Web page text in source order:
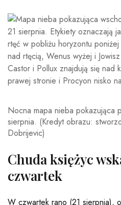
Nocna mapa nieba pokazująca
sierpnia. (Kredyt obrazu:
Dobrijevic)
Chuda księżyc
czwartek
W czwartek rano (21 sierpnia),